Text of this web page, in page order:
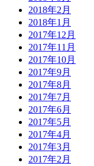
2018年2月
2018年1月
2017年12月
2017年11月
2017年10月
2017年9月
2017年8月
2017年7月
2017年6月
2017年5月
2017年4月
2017年3月
2017年2月